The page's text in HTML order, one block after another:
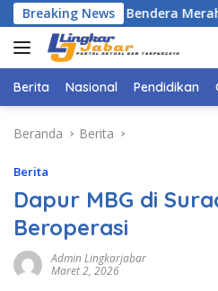
Langsung
ke
konten
Breaking News
Bagi Bendera Merah Putih
Berita Nasional Pendidikan
Beranda Berita
Berita
Dapur MBG di
Beroperasi
Admin Lingkarjabar
Maret 2, 2026